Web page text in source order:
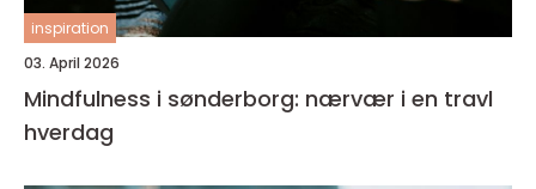
inspiration
03. April 2026
Mindfulness i sønderborg: nærvær i en travl
hverdag